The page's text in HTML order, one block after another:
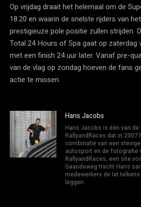
Op vrijdag draait het helemaal om de
18.20 en waarin de snelste rijders van
prestigieuze pole positie zullen strijden.
Total 24 Hours of Spa gaat op zaterdag
met een finish 24 uur later. Vanaf pre-
van de vlag op zondag hoeven de fans
actie te missen.
Hans Jacobs
Hans Jacobs is één van
RallyandRaces dat in 2007
combinatie van een
autosport en de fotografie
RallyandRaces, een site
Gaandeweg tracht Hans
medewerkers de lat
leggen.